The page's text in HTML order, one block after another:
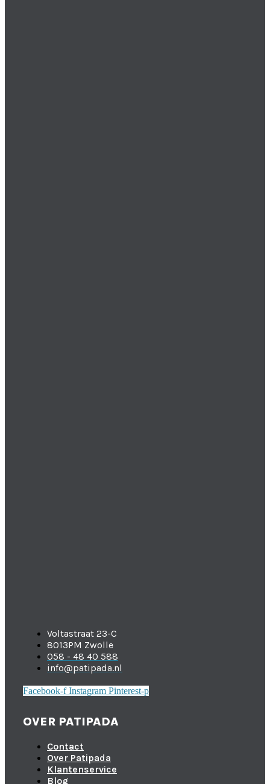
Voltastraat 23-C
8013PM Zwolle
058 - 48 40 588
info@patipada.nl
Facebook-f Instagram Pinterest-p
OVER PATIPADA
Contact
Over Patipada
Klantenservice
Blog